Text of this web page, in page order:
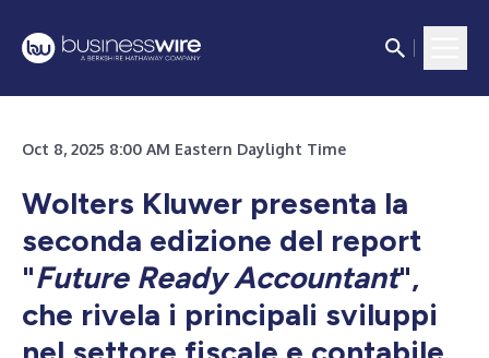
Oct 8, 2025 8:00 AM Eastern Daylight Time
Wolters Kluwer presenta la
seconda edizione del report
"Future Ready Accountant",
che rivela i principali sviluppi